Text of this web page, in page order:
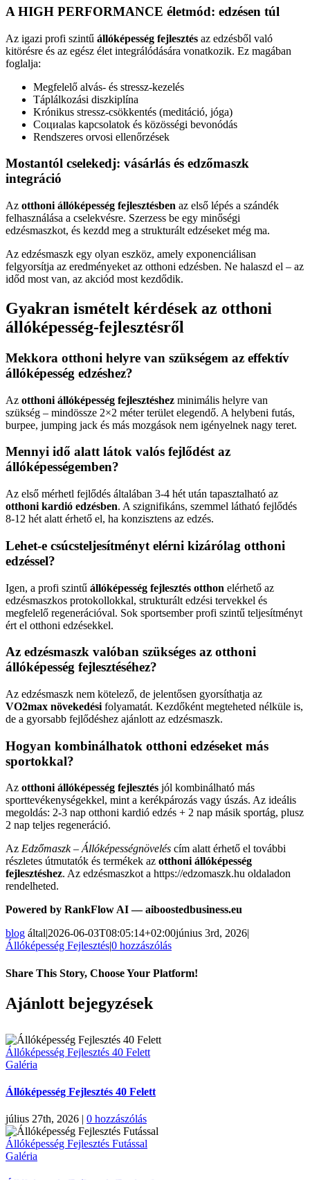
A HIGH PERFORMANCE életmód: edzésen túl
Az igazi profi szintű állóképesség fejlesztés az edzésből való
kitörésre és az egész élet integrálódására vonatkozik. Ez magában
foglalja:
Megfelelő alvás- és stressz-kezelés
Táplálkozási diszkiplína
Krónikus stressz-csökkentés (meditáció, jóga)
Социalas kapcsolatok és közösségi bevonódás
Rendszeres orvosi ellenőrzések
Mostantól cselekedj: vásárlás és edzőmaszk
integráció
Az otthoni állóképesség fejlesztésben az első lépés a szándék
felhasználása a cselekvésre. Szerzess be egy minőségi
edzésmaszkot, és kezdd meg a strukturált edzéseket még ma.
Az edzésmaszk egy olyan eszköz, amely exponenciálisan
felgyorsítja az eredményeket az otthoni edzésben. Ne halaszd el – az
időd most van, az akciód most kezdődik.
Gyakran ismételt kérdések az otthoni
állóképesség-fejlesztésről
Mekkora otthoni helyre van szükségem az effektív
állóképesség edzéshez?
Az otthoni állóképesség fejlesztéshez minimális helyre van
szükség – mindössze 2×2 méter terület elegendő. A helybeni futás,
burpee, jumping jack és más mozgások nem igényelnek nagy teret.
Mennyi idő alatt látok valós fejlődést az
állóképességemben?
Az első mérhetl fejlődés általában 3-4 hét után tapasztalható az
otthoni kardió edzésben. A szignifikáns, szemmel látható fejlődés
8-12 hét alatt érhető el, ha konzisztens az edzés.
Lehet-e csúcsteljesítményt elérni kizárólag otthoni
edzéssel?
Igen, a profi szintű állóképesség fejlesztés otthon elérhető az
edzésmaszkos protokollokkal, strukturált edzési tervekkel és
megfelelő regenerációval. Sok sportsember profi szintű teljesítményt
ért el otthoni edzésekkel.
Az edzésmaszk valóban szükséges az otthoni
állóképesség fejlesztéséhez?
Az edzésmaszk nem kötelező, de jelentősen gyorsíthatja az
VO2max növekedési folyamatát. Kezdőként megteheted nélküle is,
de a gyorsabb fejlődéshez ajánlott az edzésmaszk.
Hogyan kombinálhatok otthoni edzéseket más
sportokkal?
Az otthoni állóképesség fejlesztés jól kombinálható más
sporttevékenységekkel, mint a kerékpározás vagy úszás. Az ideális
megoldás: 2-3 nap otthoni kardió edzés + 2 nap másik sportág, plusz
2 nap teljes regeneráció.
Az Edzőmaszk – Állóképességnövelés cím alatt érhető el további
részletes útmutatók és termékek az otthoni állóképesség
fejlesztéshez. Az edzésmaszkot a https://edzomaszk.hu oldaladon
rendelheted.
Powered by RankFlow AI — aiboostedbusiness.eu
blog által|2026-06-03T08:05:14+02:00június 3rd, 2026|
Állóképesség Fejlesztés|0 hozzászólás
Share This Story, Choose Your Platform!
Facebook
Twitter
Reddit
LinkedIn
Pinterest
Email:
Ajánlott bejegyzések
Állóképesség Fejlesztés 40 Felett
Galéria
Állóképesség Fejlesztés 40 Felett
július 27th, 2026 | 0 hozzászólás
Állóképesség Fejlesztés Futással
Galéria